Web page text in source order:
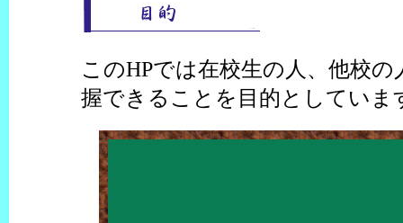
このHPでは在校生の人、他校
握できることを目的としていま